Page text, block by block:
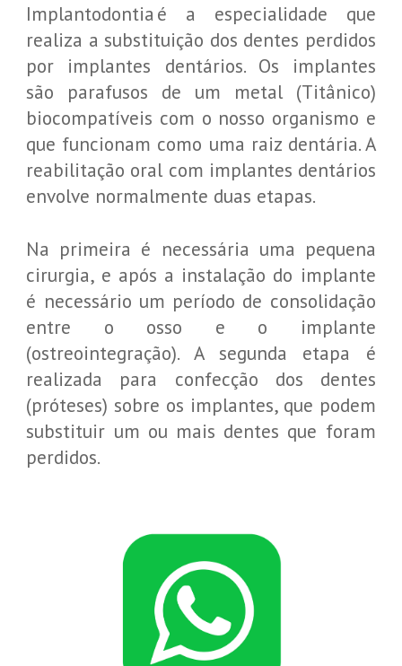
Implantodontia é a especialidade que
realiza a substituição dos dentes perdidos
por implantes dentários. Os implantes
são parafusos de um metal (Titânico)
biocompatíveis com o nosso organismo e
que funcionam como uma raiz dentária. A
reabilitação oral com implantes dentários
envolve normalmente duas etapas.
Na primeira é necessária uma pequena
cirurgia, e após a instalação do implante
é necessário um período de consolidação
entre o osso e o implante
(ostreointegração). A segunda etapa é
realizada para confecção dos dentes
(próteses) sobre os implantes, que podem
substituir um ou mais dentes que foram
perdidos.